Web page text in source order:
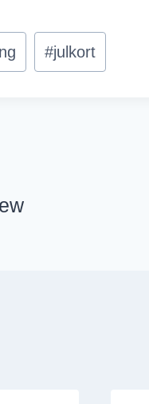
#julkort